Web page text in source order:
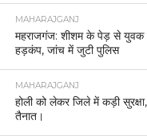
MAHARAJGANJ
महराजगंज: शीशम के पेड़ से युवक
हड़कंप, जांच में जुटी पुलिस
MAHARAJGANJ
होली को लेकर जिले में कड़ी
तैनात।